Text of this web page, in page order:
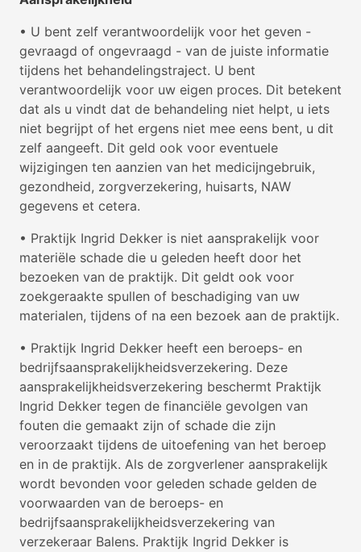
• U bent zelf verantwoordelijk voor het geven -
gevraagd of ongevraagd - van de juiste informatie
tijdens het behandelingstraject. U bent
verantwoordelijk voor uw eigen proces. Dit betekent
dat als u vindt dat de behandeling niet helpt, u iets
niet begrijpt of het ergens niet mee eens bent, u dit
zelf aangeeft. Dit geld ook voor eventuele
wijzigingen ten aanzien van het medicijngebruik,
gezondheid, zorgverzekering, huisarts, NAW
gegevens et cetera.
• Praktijk Ingrid Dekker is niet aansprakelijk voor
materiële schade die u geleden heeft door het
bezoeken van de praktijk. Dit geldt ook voor
zoekgeraakte spullen of beschadiging van uw
materialen, tijdens of na een bezoek aan de praktijk.
• Praktijk Ingrid Dekker heeft een beroeps- en
bedrijfsaansprakelijkheidsverzekering. Deze
aansprakelijkheidsverzekering beschermt Praktijk
Ingrid Dekker tegen de financiële gevolgen van
fouten die gemaakt zijn of schade die zijn
veroorzaakt tijdens de uitoefening van het beroep
en in de praktijk. Als de zorgverlener aansprakelijk
wordt bevonden voor geleden schade gelden de
voorwaarden van de beroeps- en
bedrijfsaansprakelijkheidsverzekering van
verzekeraar Balens. Praktijk Ingrid Dekker is